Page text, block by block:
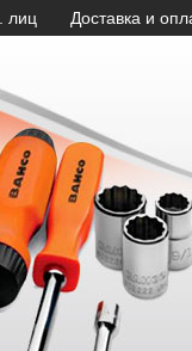
лиц Доставка и